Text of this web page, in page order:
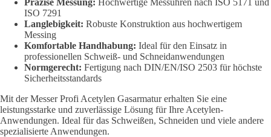
Präzise Messung: Hochwertige Messuhren nach ISO 5171 und
ISO 7291
Langlebigkeit: Robuste Konstruktion aus hochwertigem
Messing
Komfortable Handhabung: Ideal für den Einsatz in
professionellen Schweiß- und Schneidanwendungen
Normgerecht: Fertigung nach DIN/EN/ISO 2503 für höchste
Sicherheitsstandards
Mit der Messer Profi Acetylen Gasarmatur erhalten Sie eine
leistungsstarke und zuverlässige Lösung für Ihre Acetylen-
Anwendungen. Ideal für das Schweißen, Schneiden und viele andere
spezialisierte Anwendungen.